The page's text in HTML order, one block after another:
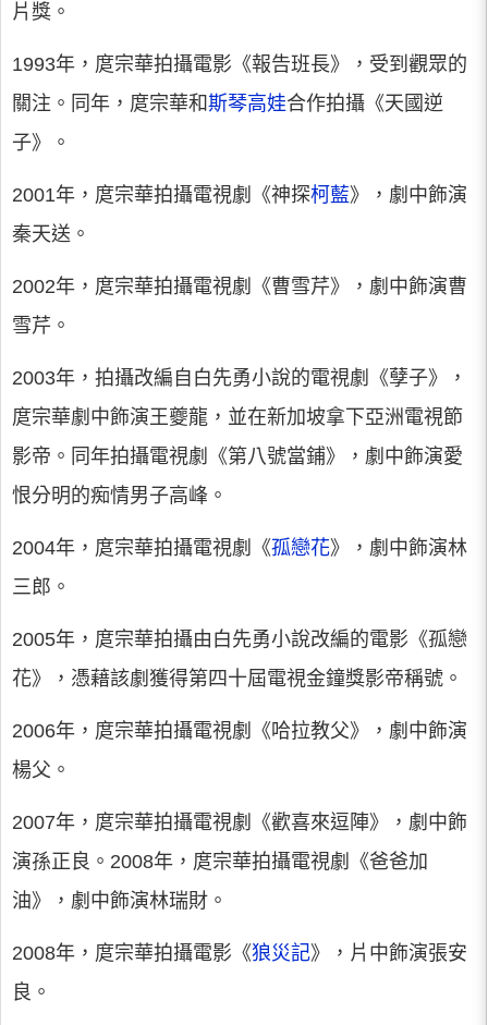
片獎。
1993年，庹宗華拍攝電影《報告班長》，受到觀眾的
關注。同年，庹宗華和斯琴高娃合作拍攝《天國逆
子》。
2001年，庹宗華拍攝電視劇《神探柯藍》，劇中飾演
秦天送。
2002年，庹宗華拍攝電視劇《曹雪芹》，劇中飾演曹
雪芹。
2003年，拍攝改編自白先勇小說的電視劇《孽子》，
庹宗華劇中飾演王夔龍，並在新加坡拿下亞洲電視節
影帝。同年拍攝電視劇《第八號當鋪》，劇中飾演愛
恨分明的痴情男子高峰。
2004年，庹宗華拍攝電視劇《孤戀花》，劇中飾演林
三郎。
2005年，庹宗華拍攝由白先勇小說改編的電影《孤戀
花》，憑藉該劇獲得第四十屆電視金鐘獎影帝稱號。
2006年，庹宗華拍攝電視劇《哈拉教父》，劇中飾演
楊父。
2007年，庹宗華拍攝電視劇《歡喜來逗陣》，劇中飾
演孫正良。2008年，庹宗華拍攝電視劇《爸爸加
油》，劇中飾演林瑞財。
2008年，庹宗華拍攝電影《狼災記》，片中飾演張安
良。